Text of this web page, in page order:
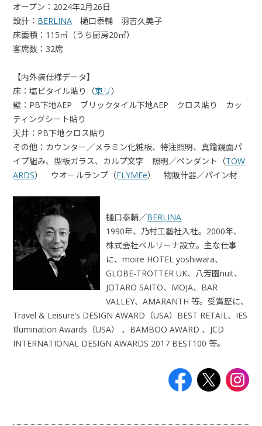
オープン：2024年2月26日
設計： BERLINA 樋口泰輔 羽吉久美子
床面積：115㎡（うち厨房20㎡）
客席数：32席
【内外装仕様データ】
床：塩ビタイル貼り（東リ）
壁：PB下地AEP ブリックタイル下地AEP クロス貼り カッ
ティングシート貼り
天井：PB下地クロス貼り
その他：カウンター／メラミン化粧板、特注照明、真鍮鏡面パ
イプ組み、型板ガラス、カルプ文字 照明／ペンダント（TOW
ARDS） ウオールランプ（FLYMEe） 物販什器／パイン材
樋口泰輔／BERLINA
1990年、乃村工藝社入社。2000年、
株式会社ベルリーナ設立。主な仕事
に、moire HOTEL yoshiwara、
GLOBE-TROTTER UK、八芳園nuit、
JOTARO SAITO、MOJA、BAR
VALLEY、AMARANTH 等。受賞歴に、
Travel & Leisure’s DESIGN AWARD（USA）BEST RETAIL、IES
Illumination Awards（USA） 、BAMBOO AWARD 、JCD
INTERNATIONAL DESIGN AWARDS 2017 BEST100 等。